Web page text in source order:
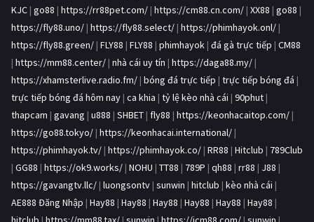
KJC | go88 | https://rr88pet.com/ | https://cm88.cn.com/ | XX88 | go88 |
https://fly88.uno/ | https://fly88.select/ | https://phimhayok.onl/ |
https://fly88.green/ | FLY88 | FLY88 | phimhayok | đá gà trực tiếp | CM88
| https://mm88.center/ | nhà cái uy tín | https://daga88.my/ |
https://xhamsterlive.radio.fm/ | bóng đá trực tiếp | trực tiếp bóng đá |
trực tiếp bóng đá hôm nay | ca khia | tỷ lệ kèo nhà cái | 90phut |
thapcam | gavang | u888 | SHBET | fly88 | https://keonhacaitop.com/ |
https://go88.tokyo/ | https://keonhacai.international/ |
https://phimhayok.tv/ | https://phimhayok.co/ | RR88 | Hitclub | 789Club
| GG88 | https://ok9.works/ | NOHU | TT88 | 789P | qh88 | rr88 | J88 |
https://gavangtv.llc/ | luongsontv | sunwin | hitclub | kèo nhà cái |
AE888 Đăng Nhập | Hay88 | Hay88 | Hay88 | Hay88 | Hay88 | Hay88 |